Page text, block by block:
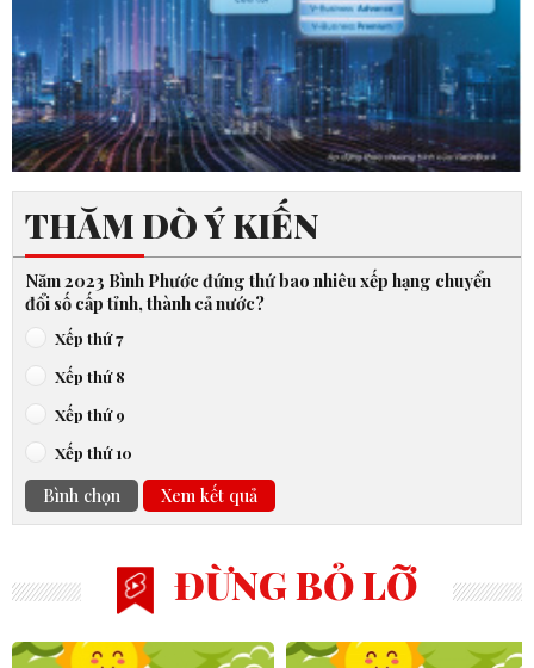
THĂM DÒ Ý KIẾN
Năm 2023 Bình Phước đứng thứ bao nhiêu xếp hạng chuyển
đổi số cấp tỉnh, thành cả nước?
Xếp thứ 7
Xếp thứ 8
Xếp thứ 9
Xếp thứ 10
Bình chọn Xem kết quả
ĐỪNG BỎ LỠ